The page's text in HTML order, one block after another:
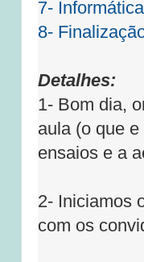
7-
8-
Detalhes:
1- Bom dia,
aula (o que
ensaios e a
2- Iniciamos
com os